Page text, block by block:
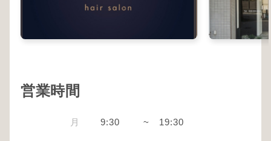
営業時間
月 9:30 ~ 19:30